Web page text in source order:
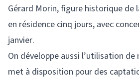
Gérard Morin, figure historique de
en résidence cinq jours, avec
janvier.
On développe aussi l’utilisation
met à disposition pour des